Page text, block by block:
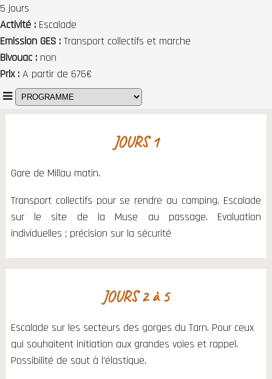
5 jours
Activité
Escalade
Emission GES Transport collectifs et marche
Bivouac
non
Prix A partir de 676€
JOURS 1
Gare de Millau matin.
Transport collectifs pour se rendre au camping. Escalade
sur le site de la Muse au passage. Evaluation
individuelles ; précision sur la sécurité
JOURS 2 à 5
Escalade sur les secteurs des gorges du Tarn. Pour ceux
qui souhaitent initiation aux grandes voies et rappel.
Possibilité de saut à l’élastique.